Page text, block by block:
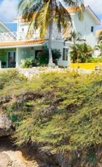
se de clicar no